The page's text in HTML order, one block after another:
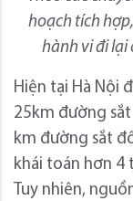
hoạch tích
hành vi đi lại
Hiện tại Hà Nội
25km đường
km đường sắt
khái toán hơn 4
Tuy nhiên,